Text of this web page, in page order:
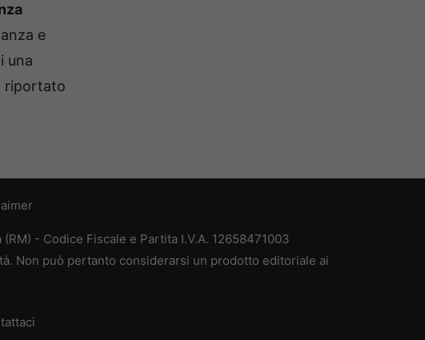
e
una
riportato
- Codice Fiscale e Partita I.V.A. 12658471003
Non può pertanto considerarsi un prodotto editoriale ai